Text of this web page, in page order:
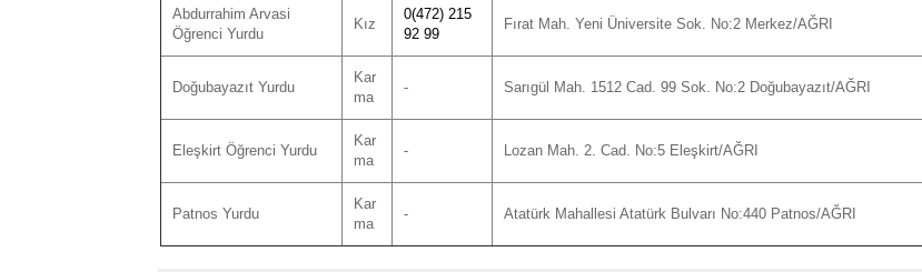
Abdurrahim Arvasi
Öğrenci Yurdu
Kız
0(472) 215
92 99
Fırat Mah. Yeni Üniversite Sok. No:2 Merkez/AĞRI
Doğubayazıt Yurdu
Kar
ma
- Sarıgül Mah. 1512 Cad. 99 Sok. No:2 Doğubayazıt/AĞRI
Eleşkirt Öğrenci Yurdu
Kar
ma
- Lozan Mah. 2. Cad. No:5 Eleşkirt/AĞRI
Patnos Yurdu
Kar
ma
- Atatürk Mahallesi Atatürk Bulvarı No:440 Patnos/AĞRI